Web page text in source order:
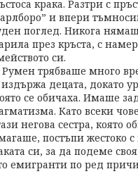
крака. Разтри с
и впери
поглед. Никога
през кръста, с
си.
трябваше много
децата, докато
се обичаха. Имаше
Като всеки
негова сестра,
постъпи жестоко
си, за да подеме
емигранти по ред